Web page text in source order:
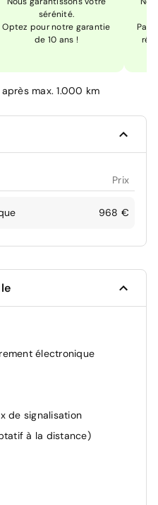
sérénité.
Optez pour notre garantie
de 10 ans !
Pas
max. 1.000 km
Prix
968 €
électronique
de signalisation
à la distance)